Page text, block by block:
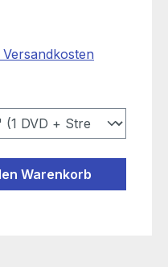
den
Warenkorb